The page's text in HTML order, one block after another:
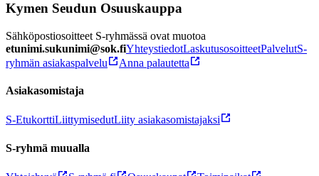
Kymen Seudun Osuuskauppa
Sähköpostiosoitteet S-ryhmässä ovat muotoa
etunimi.sukunimi@sok.fiYhteystiedotLaskutusosoitteetPalvelutS-
ryhmän asiakaspalvelu
Anna palautetta
Asiakasomistaja
S-EtukorttiLiittymisedutLiity asiakasomistajaksi
S-ryhmä muualla